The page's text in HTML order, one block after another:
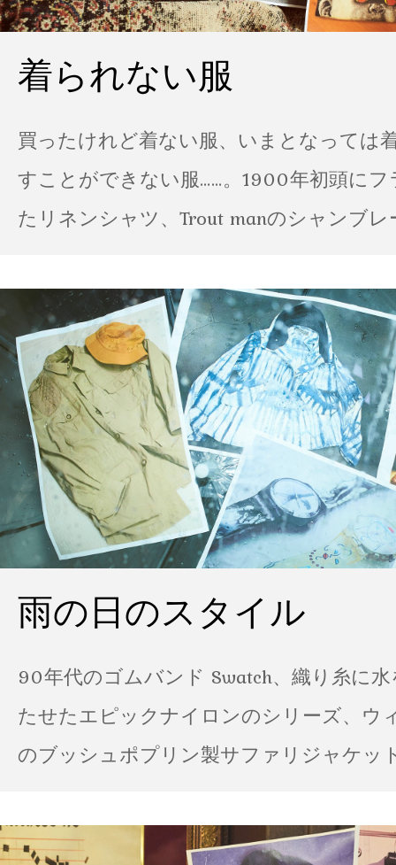
着られない服
買ったけれど着ない服、いまとなっては
すことができない服……。1900年初頭に
たリネンシャツ、Trout manのシャンブ
雨の日のスタイル
90年代のゴムバンド Swatch、織り糸に
たせたエピックナイロンのシリーズ、ウ
のブッシュポプリン製サファリジャケッ